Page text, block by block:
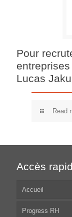
Pour
Lucas
Read
Accès
Accueil
Progress RH